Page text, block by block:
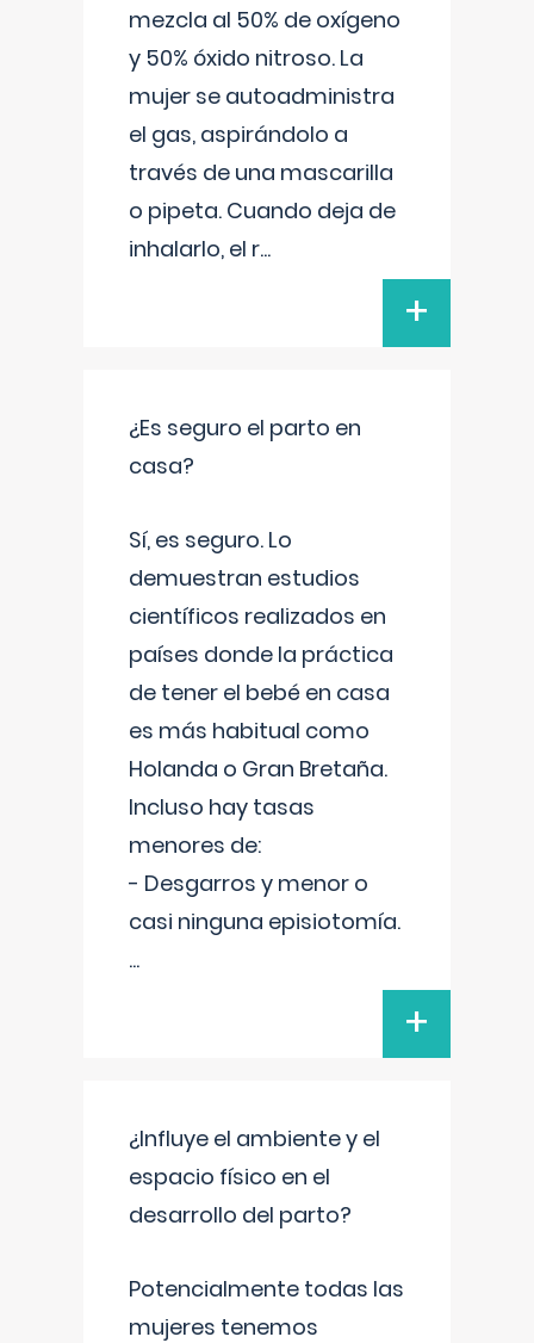
mezcla al 50% de oxígeno
y 50% óxido nitroso. La
mujer se autoadministra
el gas, aspirándolo a
través de una mascarilla
o pipeta. Cuando deja de
inhalarlo, el r...
+
¿Es seguro el parto en
casa?
Sí, es seguro. Lo
demuestran estudios
científicos realizados en
países donde la práctica
de tener el bebé en casa
es más habitual como
Holanda o Gran Bretaña.
Incluso hay tasas
menores de:
- Desgarros y menor o
casi ninguna episiotomía.
...
+
¿Influye el ambiente y el
espacio físico en el
desarrollo del parto?
Potencialmente todas las
mujeres tenemos